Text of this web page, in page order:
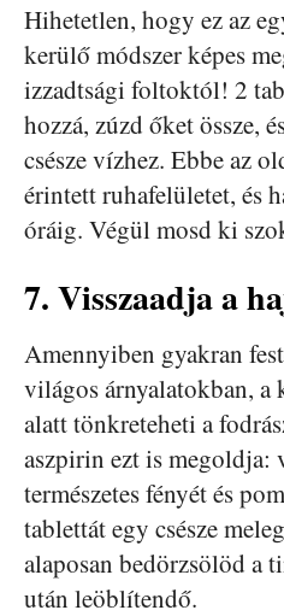
Hihetetlen, hogy ez az
kerülő módszer képes
izzadtsági foltoktól! 2
hozzá, zúzd őket össze,
csésze vízhez. Ebbe az
érintett ruhafelületet, és
óráig. Végül mosd ki
7. Visszaadja a
Amennyiben gyakran
világos árnyalatokban,
alatt tönkreteheti a
aszpirin ezt is megoldja:
természetes fényét és
tablettát egy csésze
alaposan bedörzsölöd a
után leöblítendő.